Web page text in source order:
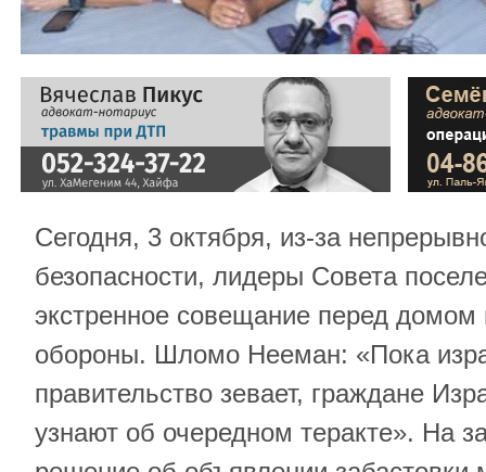
Сегодня, 3 октября, из-за
безопасности, лидеры Совета
экстренное совещание перед домом
обороны. Шломо Нееман: «Пока
правительство зевает, граждане
узнают об очередном теракте». На